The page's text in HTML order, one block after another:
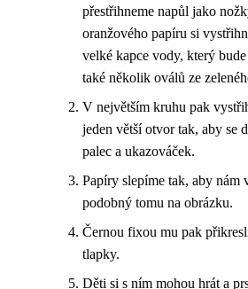
přestřihneme napůl jako
oranžového papíru si
velké kapce vody, který
také několik oválů ze
V největším kruhu pak
jeden větší otvor tak, aby se
palec a ukazováček.
Papíry slepíme tak, aby nám
podobný tomu na obrázku.
Černou fixou mu pak
tlapky.
Děti si s ním mohou hrát a